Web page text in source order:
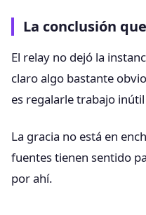
La conclusión
El relay no dejó la
claro algo bastante
es regalarle trabajo
La gracia no está en
fuentes tienen sentido
por ahí.